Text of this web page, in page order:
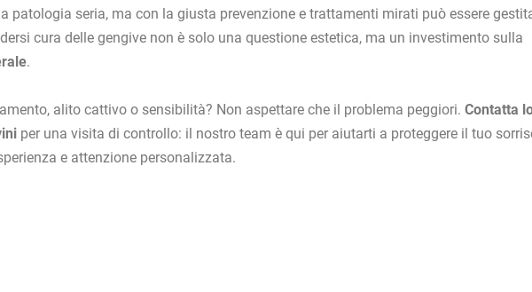
patologia seria, ma con la giusta prevenzione e trattamenti mirati può essere
cura delle gengive non è solo una questione estetica, ma un investimento sulla
.
alito cattivo o sensibilità? Non aspettare che il problema peggiori. Contatta
per una visita di controllo: il nostro team è qui per aiutarti a proteggere il tuo
e attenzione personalizzata.